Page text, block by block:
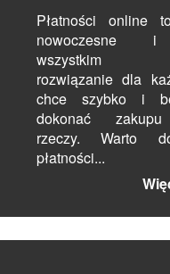
Płatności online
nowoczesne
wszystkim
rozwiązanie dla
chce szybko i
dokonać
rzeczy. Warto
płatności...